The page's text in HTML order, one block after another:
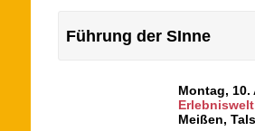
Führung der SInne
Montag,
Meißen,